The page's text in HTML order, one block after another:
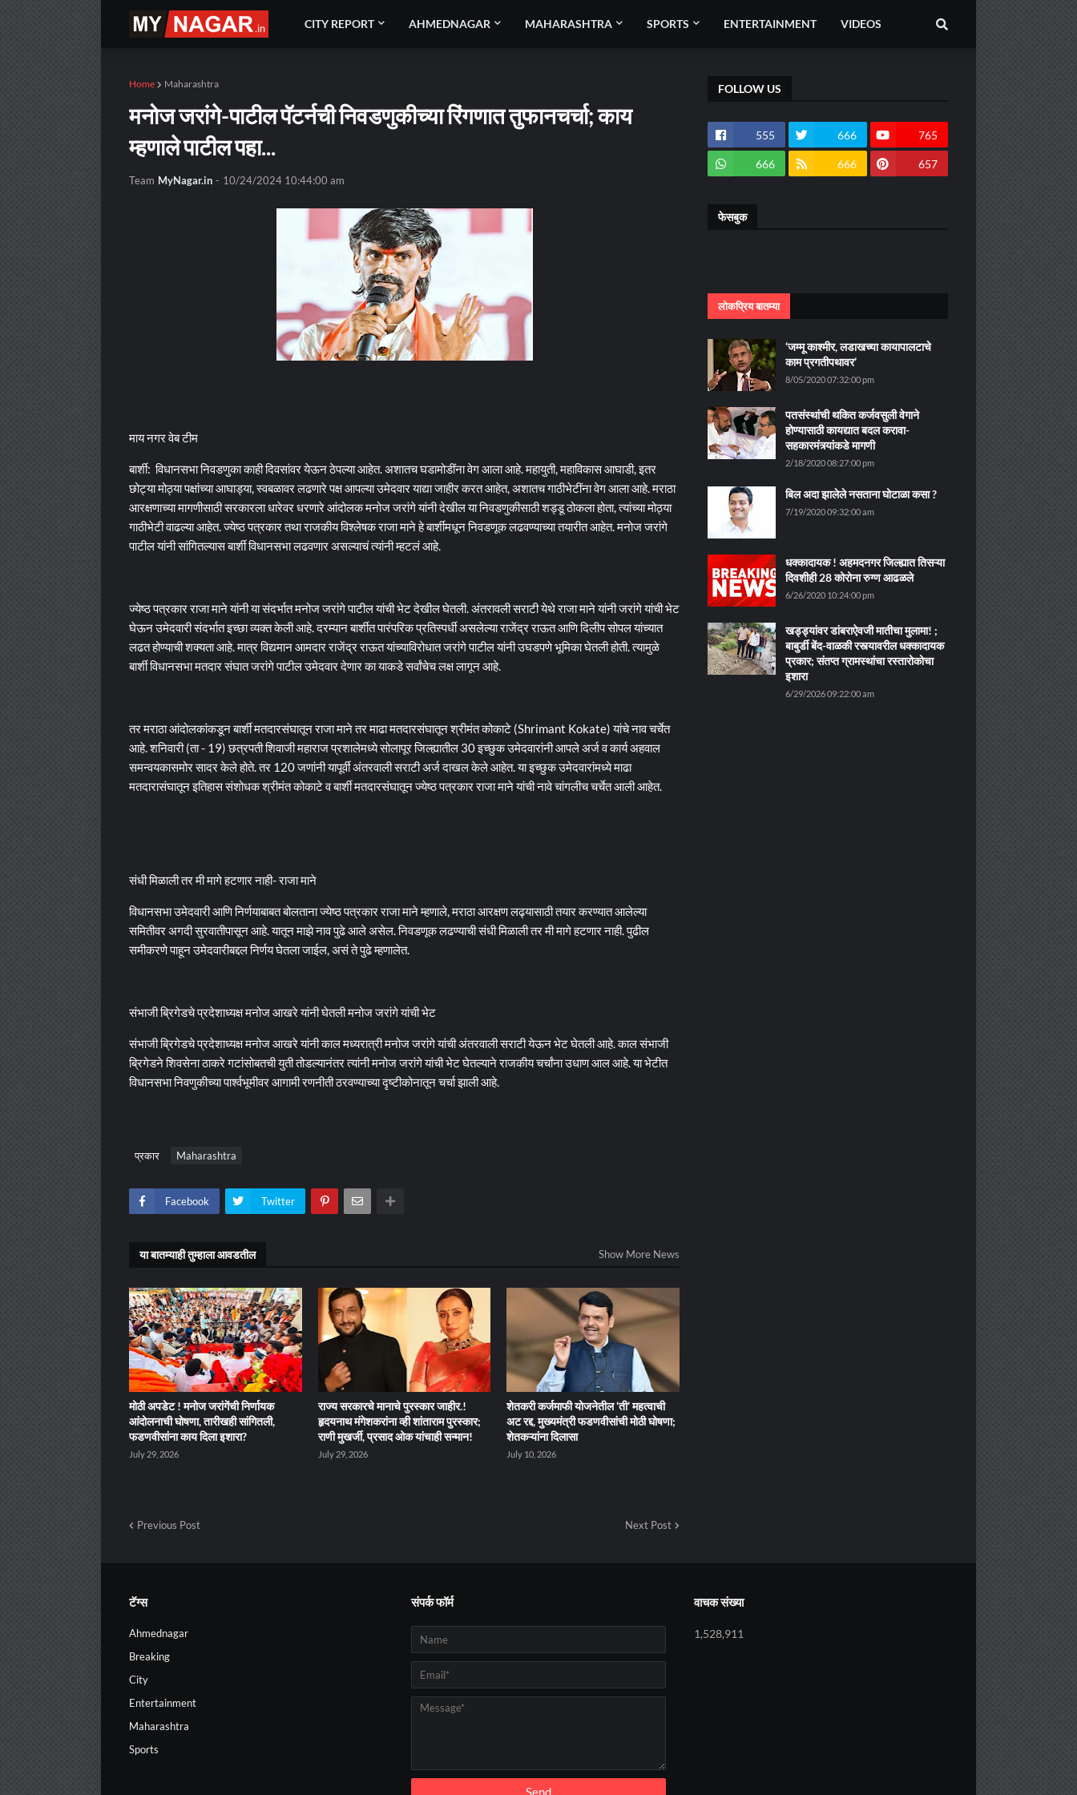
CITY REPORT AHMEDNAGAR MAHARASHTRA SPORTS ENTERTAINMENT VIDEOS
Home Maharashtra
मनोज जरांगे-पाटील पॅटर्नची निवडणुकीच्या रिंगणात तुफानचर्चा; काय
म्हणाले पाटील पहा...
Team MyNagar.in - 10/24/2024 10:44:00 am
माय नगर वेब टीम
बार्शी: विधानसभा निवडणुका काही दिवसांवर येऊन ठेपल्या आहेत. अशातच घडामोडींना वेग आला आहे. महायुती, महाविकास आघाडी, इतर
छोट्या मोठ्या पक्षांच्या आघाड्या, स्वबळावर लढणारे पक्ष आपल्या उमेदवार याद्या जाहीर करत आहेत, अशातच गाठीभेटींना वेग आला आहे. मराठा
आरक्षणाच्या मागणीसाठी सरकारला धारेवर धरणारे आंदोलक मनोज जरांगे यांनी देखील या निवडणुकीसाठी शड्डू ठोकला होता, त्यांच्या मोठ्या
गाठीभेटी वाढल्या आहेत. ज्येष्ठ पत्रकार तथा राजकीय विश्लेषक राजा माने हे बार्शीमधून निवडणूक लढवण्याच्या तयारीत आहेत. मनोज जरांगे
पाटील यांनी सांगितल्यास बार्शी विधानसभा लढवणार असल्याचं त्यांनी म्हटलं आहे.
ज्येष्ठ पत्रकार राजा माने यांनी या संदर्भात मनोज जरांगे पाटील यांची भेट देखील घेतली. अंतरावली सराटी येथे राजा माने यांनी जरांगे यांची भेट
घेऊन उमेदवारी संदर्भात इच्छा व्यक्त केली आहे. दरम्यान बार्शीत पारंपरिक प्रतिस्पर्धी असलेल्या राजेंद्र राऊत आणि दिलीप सोपल यांच्यात
लढत होण्याची शक्यता आहे. मात्र विद्यमान आमदार राजेंद्र राऊत यांच्याविरोधात जरांगे पाटील यांनी उघडपणे भूमिका घेतली होती. त्यामुळे
बार्शी विधानसभा मतदार संघात जरांगे पाटील उमेदवार देणार का याकडे सर्वांचेच लक्ष लागून आहे.
तर मराठा आंदोलकांकडून बार्शी मतदारसंघातून राजा माने तर माढा मतदारसंघातून श्रीमंत कोकाटे (Shrimant Kokate) यांचे नाव चर्चेत
आहे. शनिवारी (ता - 19) छत्रपती शिवाजी महाराज प्रशालेमध्ये सोलापूर जिल्ह्यातील 30 इच्छुक उमेदवारांनी आपले अर्ज व कार्य अहवाल
समन्वयकासमोर सादर केले होते. तर 120 जणांनी यापूर्वी अंतरवाली सराटी अर्ज दाखल केले आहेत. या इच्छुक उमेदवारांमध्ये माढा
मतदारासंघातून इतिहास संशोधक श्रीमंत कोकाटे व बार्शी मतदारसंघातून ज्येष्ठ पत्रकार राजा माने यांची नावे चांगलीच चर्चेत आली आहेत.
संधी मिळाली तर मी मागे हटणार नाही- राजा माने
विधानसभा उमेदवारी आणि निर्णयाबाबत बोलताना ज्येष्ठ पत्रकार राजा माने म्हणाले, मराठा आरक्षण लढ्यासाठी तयार करण्यात आलेल्या
समितीवर अगदी सुरवातीपासून आहे. यातून माझे नाव पुढे आले असेल. निवडणूक लढण्याची संधी मिळाली तर मी मागे हटणार नाही. पुढील
समीकरणे पाहून उमेदवारीबद्दल निर्णय घेतला जाईल, असं ते पुढे म्हणालेत.
संभाजी ब्रिगेडचे प्रदेशाध्यक्ष मनोज आखरे यांनी घेतली मनोज जरांगे यांची भेट
संभाजी ब्रिगेडचे प्रदेशाध्यक्ष मनोज आखरे यांनी काल मध्यरात्री मनोज जरांगे यांची अंतरवाली सराटी येऊन भेट घेतली आहे. काल संभाजी
ब्रिगेडने शिवसेना ठाकरे गटांसोबतची युती तोडल्यानंतर त्यांनी मनोज जरांगे यांची भेट घेतल्याने राजकीय चर्चांना उधाण आल आहे. या भेटीत
विधानसभा निवणुकीच्या पार्श्वभूमीवर आगामी रणनीती ठरवण्याच्या दृष्टीकोनातून चर्चा झाली आहे.
प्रकार Maharashtra
Facebook Twitter
या बातम्याही तुम्हाला आवडतील Show More News
मोठी अपडेट ! मनोज जरांगेंची निर्णायक
आंदोलनाची घोषणा, तारीखही सांगितली,
फडणवीसांना काय दिला इशारा?
July 29, 2026
राज्य सरकारचे मानाचे पुरस्कार जाहीर.!
हृदयनाथ मंगेशकरांना व्ही शांताराम पुरस्कार;
राणी मुखर्जी, प्रसाद ओक यांचाही सन्मान!
July 29, 2026
शेतकरी कर्जमाफी योजनेतील ‘ती’ महत्वाची
अट रद्द, मुख्यमंत्री फडणवीसांची मोठी घोषणा;
शेतकऱ्यांना दिलासा
July 10, 2026
Previous Post Next Post
FOLLOW US
555 666 765
666 666 657
फेसबुक
लोकप्रिय बातम्या
‘जम्मू काश्मीर, लडाखच्या कायापालटाचे
काम प्रगतीपथावर’
8/05/2020 07:32:00 pm
पतसंस्थांची थकित कर्जवसुली वेगाने
होण्यासाठी कायद्यात बदल करावा-
सहकारमंत्र्यांकडे मागणी
2/18/2020 08:27:00 pm
बिल अदा झालेले नसताना घोटाळा कसा ?
7/19/2020 09:32:00 am
धक्कादायक ! अहमदनगर जिल्ह्यात तिसऱ्या
दिवशीही 28 कोरोना रुग्ण आढळले
6/26/2020 10:24:00 pm
खड्ड्यांवर डांबराऐवजी मातीचा मुलामा! ;
बाबुर्डी बेंद-वाळकी रस्त्यावरील धक्कादायक
प्रकार; संतप्त ग्रामस्थांचा रस्तारोकोचा
इशारा
6/29/2026 09:22:00 am
टॅग्स
Ahmednagar
Breaking
City
Entertainment
Maharashtra
Sports
संपर्क फॉर्म वाचक संख्या
1,528,911